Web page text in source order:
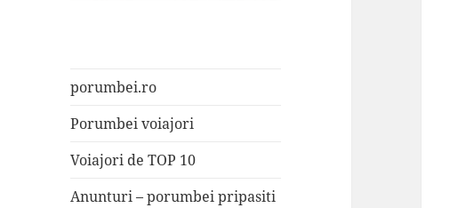
porumbei.ro
Porumbei voiajori
Voiajori de TOP 10
Anunturi – porumbei pripasiti